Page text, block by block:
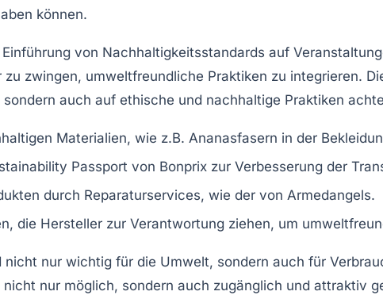
können.
Einführung von Nachhaltigkeitsstandards auf
zu zwingen, umweltfreundliche Praktiken zu integrieren.
auch auf ethische und nachhaltige Praktiken
Materialien, wie z.B. Ananasfasern in der
Passport von Bonprix zur Verbesserung der
durch Reparaturservices, wie der von Armedangels.
, die Hersteller zur Verantwortung ziehen, um
nicht nur wichtig für die Umwelt, sondern auch für
nicht nur möglich, sondern auch zugänglich und attraktiv